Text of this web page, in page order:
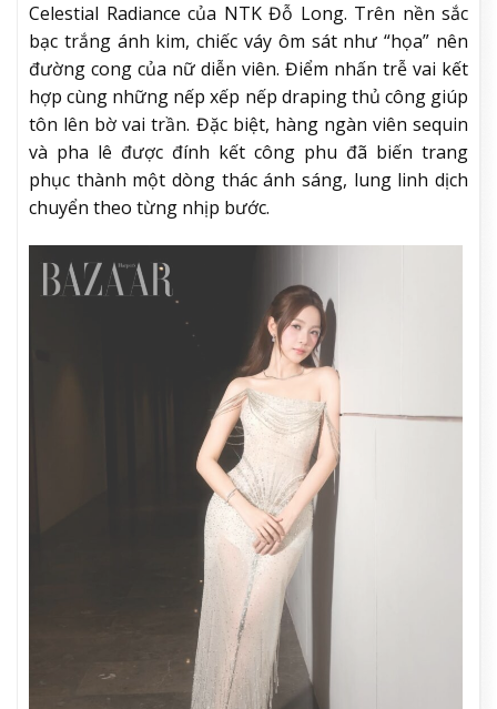
Celestial Radiance của NTK Đỗ Long. Trên nền sắc
bạc trắng ánh kim, chiếc váy ôm sát như “họa” nên
đường cong của nữ diễn viên. Điểm nhấn trễ vai kết
hợp cùng những nếp xếp nếp draping thủ công giúp
tôn lên bờ vai trần. Đặc biệt, hàng ngàn viên sequin
và pha lê được đính kết công phu đã biến trang
phục thành một dòng thác ánh sáng, lung linh dịch
chuyển theo từng nhịp bước.